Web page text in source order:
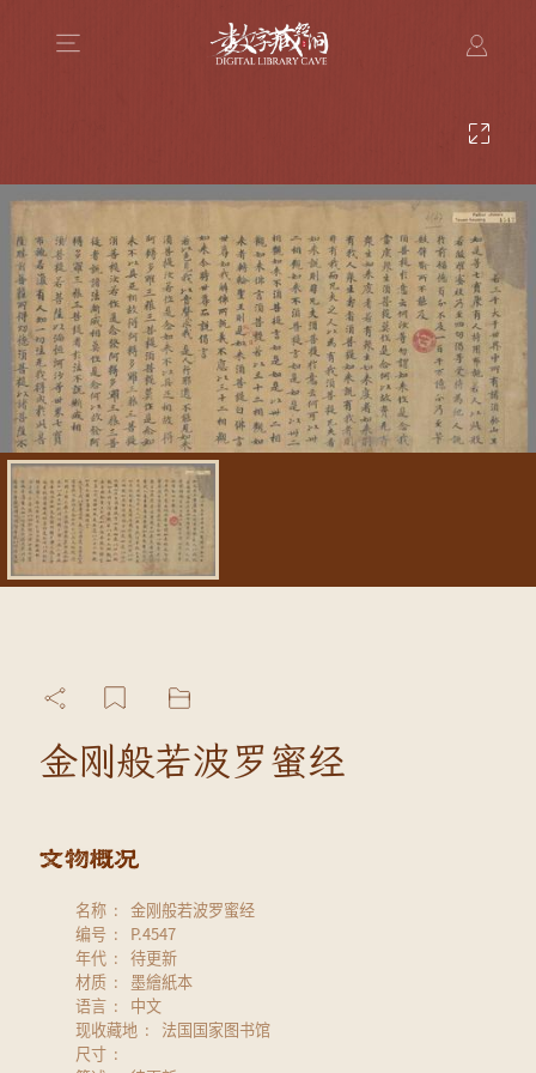
金刚般若波罗蜜经
名称
金刚般若波罗蜜经
编号
P.4547
年代
待更新
材质
墨繪紙本
语言
中文
现收藏地
法国国家图书馆
尺寸